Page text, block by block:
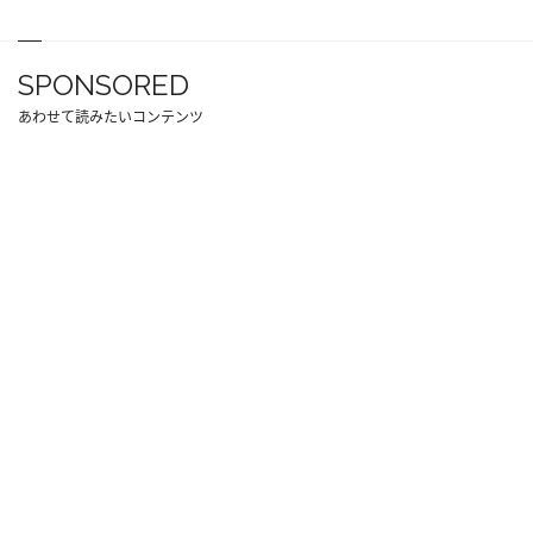
SPONSORED
あわせて読みたいコンテンツ